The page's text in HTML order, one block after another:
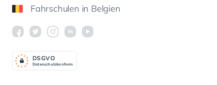
Fahrschulen in Belgien
Datenschutzkonform
DSGVO